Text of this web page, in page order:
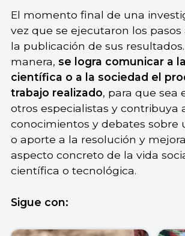
El momento final de una
vez que se ejecutaron los pasos
la publicación de sus
manera, se logra comunicar a
científica o a la sociedad el
trabajo realizado, para que sea
otros especialistas y contribuya
conocimientos y debates sobre
o aporte a la resolución y
aspecto concreto de la vida
científica o tecnológica.
Sigue con: